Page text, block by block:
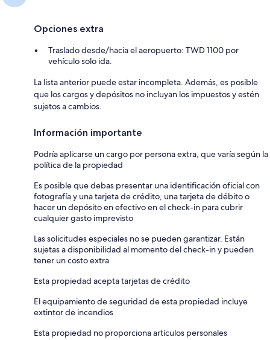
Opciones extra
Traslado desde/hacia el aeropuerto: TWD 1100 por
vehículo solo ida.
La lista anterior puede estar incompleta. Además, es posible
que los cargos y depósitos no incluyan los impuestos y estén
sujetos a cambios.
Información importante
Podría aplicarse un cargo por persona extra, que varía según la
política de la propiedad
Es posible que debas presentar una identificación oficial con
fotografía y una tarjeta de crédito, una tarjeta de débito o
hacer un depósito en efectivo en el check-in para cubrir
cualquier gasto imprevisto
Las solicitudes especiales no se pueden garantizar. Están
sujetas a disponibilidad al momento del check-in y pueden
tener un costo extra
Esta propiedad acepta tarjetas de crédito
El equipamiento de seguridad de esta propiedad incluye
extintor de incendios
Esta propiedad no proporciona artículos personales